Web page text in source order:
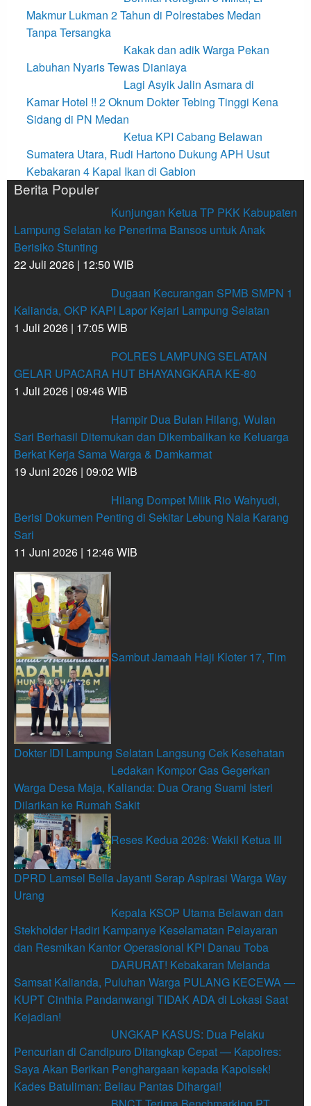
Makmur Lukman 2 Tahun di Polrestabes Medan
Tanpa Tersangka
Kakak dan adik Warga Pekan
Labuhan Nyaris Tewas Dianiaya
Lagi Asyik Jalin Asmara di
Kamar Hotel !! 2 Oknum Dokter Tebing Tinggi Kena
Sidang di PN Medan
Ketua KPI Cabang Belawan
Sumatera Utara, Rudi Hartono Dukung APH Usut
Kebakaran 4 Kapal Ikan di Gabion
Berita Populer
Kunjungan Ketua TP PKK Kabupaten
Lampung Selatan ke Penerima Bansos untuk Anak
Berisiko Stunting
22 Juli 2026 | 12:50 WIB
Dugaan Kecurangan SPMB SMPN 1
Kalianda, OKP KAPI Lapor Kejari Lampung Selatan
1 Juli 2026 | 17:05 WIB
POLRES LAMPUNG SELATAN
GELAR UPACARA HUT BHAYANGKARA KE-80
1 Juli 2026 | 09:46 WIB
Hampir Dua Bulan Hilang, Wulan
Sari Berhasil Ditemukan dan Dikembalikan ke Keluarga
Berkat Kerja Sama Warga & Damkarmat
19 Juni 2026 | 09:02 WIB
Hilang Dompet Milik Rio Wahyudi,
Berisi Dokumen Penting di Sekitar Lebung Nala Karang
Sari
11 Juni 2026 | 12:46 WIB
Sambut Jamaah Haji Kloter 17, Tim
Dokter IDI Lampung Selatan Langsung Cek Kesehatan
Ledakan Kompor Gas Gegerkan
Warga Desa Maja, Kalianda: Dua Orang Suami Isteri
Dilarikan ke Rumah Sakit
Reses Kedua 2026: Wakil Ketua III
DPRD Lamsel Bella Jayanti Serap Aspirasi Warga Way
Urang
Kepala KSOP Utama Belawan dan
Stekholder Hadiri Kampanye Keselamatan Pelayaran
dan Resmikan Kantor Operasional KPI Danau Toba
DARURAT! Kebakaran Melanda
Samsat Kalianda, Puluhan Warga PULANG KECEWA —
KUPT Cinthia Pandanwangi TIDAK ADA di Lokasi Saat
Kejadian!
UNGKAP KASUS: Dua Pelaku
Pencurian di Candipuro Ditangkap Cepat — Kapolres:
Saya Akan Berikan Penghargaan kepada Kapolsek!
Kades Batuliman: Beliau Pantas Dihargai!